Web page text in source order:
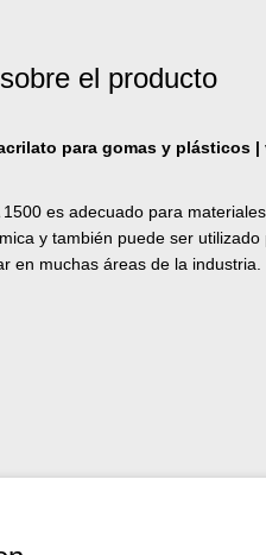
el producto
para gomas y plásticos
1500 es adecuado para
y también puede ser
en muchas áreas de la industria.